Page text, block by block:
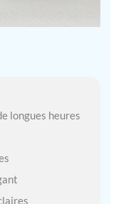
longues heures